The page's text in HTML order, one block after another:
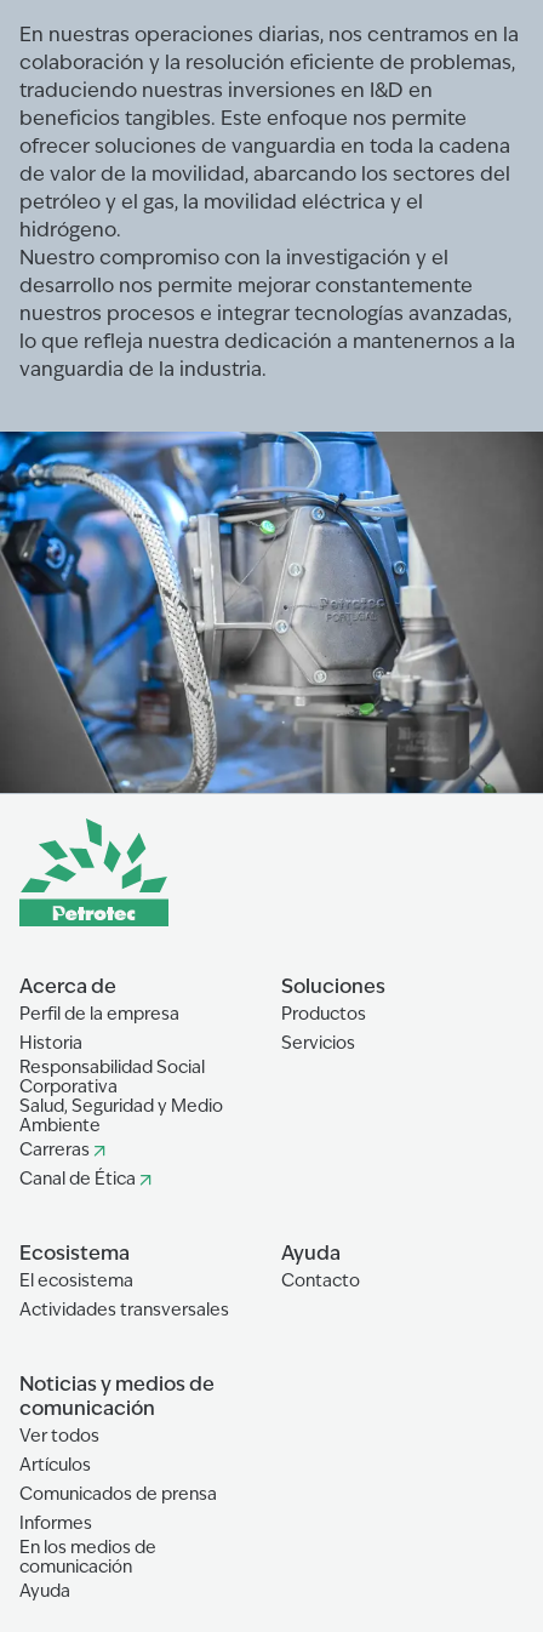
En nuestras operaciones diarias, nos centramos en la
colaboración y la resolución eficiente de problemas,
traduciendo nuestras inversiones en I&D en
beneficios tangibles. Este enfoque nos permite
ofrecer soluciones de vanguardia en toda la cadena
de valor de la movilidad, abarcando los sectores del
petróleo y el gas, la movilidad eléctrica y el
hidrógeno.
Nuestro compromiso con la investigación y el
desarrollo nos permite mejorar constantemente
nuestros procesos e integrar tecnologías avanzadas,
lo que refleja nuestra dedicación a mantenernos a la
vanguardia de la industria.
Acerca de
Perfil de la empresa
Historia
Responsabilidad Social
Corporativa
Salud, Seguridad y Medio
Ambiente
Carreras
Canal de Ética
Soluciones
Productos
Servicios
Ecosistema
El ecosistema
Actividades transversales
Ayuda
Contacto
Noticias y medios de
comunicación
Ver todos
Artículos
Comunicados de prensa
Informes
En los medios de
comunicación
Ayuda